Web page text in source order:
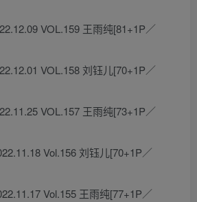
VOL.159 王雨纯[81+1P／
VOL.158 刘钰儿[70+1P／
VOL.157 王雨纯[73+1P／
Vol.156 刘钰儿[70+1P／
Vol.155 王雨纯[77+1P／